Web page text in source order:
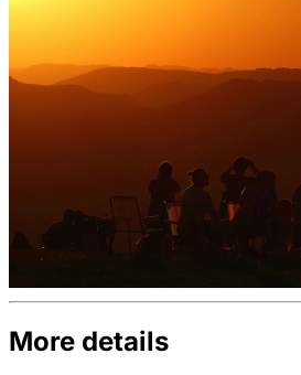
More details